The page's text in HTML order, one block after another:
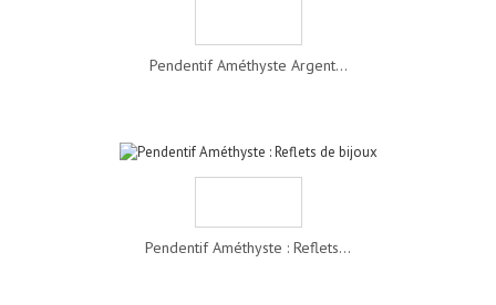
Pendentif Améthyste Argent...
Pendentif Améthyste : Reflets...